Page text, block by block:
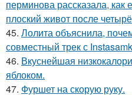
перминова рассказала, как
плоский живот после
45. Лолита объяснила,
совместный трек с
46. Вкуснейшая
яблоком.
47. Фуршет на скорую руку.